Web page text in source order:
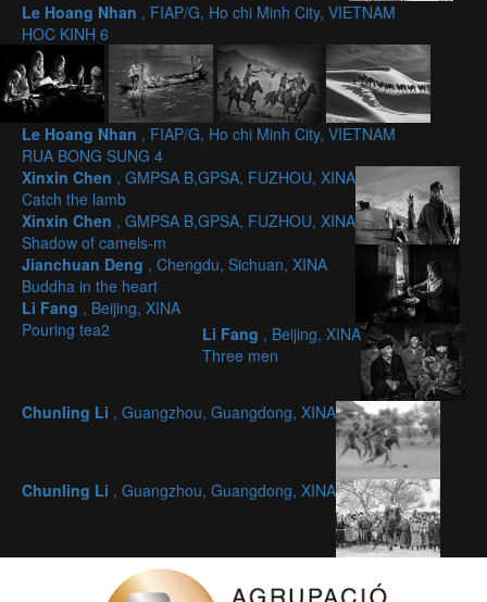
Le Hoang Nhan , FIAP/G, Ho chi Minh City, VIETNAM
HOC KINH 6
Le Hoang Nhan , FIAP/G, Ho chi Minh City, VIETNAM
RUA BONG SUNG 4
Xinxin Chen , GMPSA B,GPSA, FUZHOU, XINA
Catch the lamb
Xinxin Chen , GMPSA B,GPSA, FUZHOU, XINA
Shadow of camels-m
Jianchuan Deng , Chengdu, Sichuan, XINA
Buddha in the heart
Li Fang , Beijing, XINA
Pouring tea2
Li Fang , Beijing, XINA
Three men
Chunling Li , Guangzhou, Guangdong, XINA
Chunling Li , Guangzhou, Guangdong, XINA